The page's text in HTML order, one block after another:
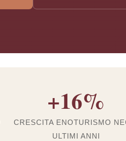
+16%
CRESCITA ENOTURISMO
ULTIMI ANNI